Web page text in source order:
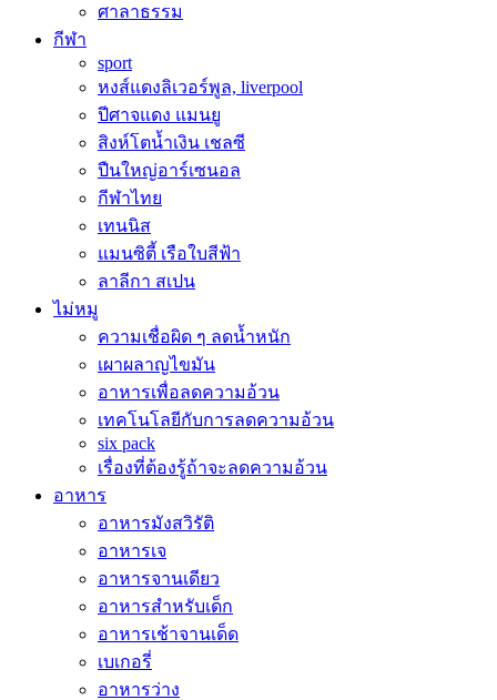
ศาลาธรรม
กีฬา
sport
หงส์แดงลิเวอร์พูล, liverpool
ปีศาจแดง แมนยู
สิงห์โตน้ำเงิน เชลซี
ปืนใหญ่อาร์เซนอล
กีฬาไทย
เทนนิส
แมนซิตี้ เรือใบสีฟ้า
ลาลีกา สเปน
ไม่หมู
ความเชื่อผิด ๆ ลดน้ำหนัก
เผาผลาญไขมัน
อาหารเพื่อลดความอ้วน
เทคโนโลยีกับการลดความอ้วน
six pack
เรื่องที่ต้องรู้ถ้าจะลดความอ้วน
อาหาร
อาหารมังสวิรัติ
อาหารเจ
อาหารจานเดียว
อาหารสำหรับเด็ก
อาหารเช้าจานเด็ด
เบเกอรี่
อาหารว่าง